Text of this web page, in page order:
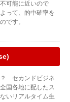
可能に近いので
って、的中確率を
です。
？ セカンドビジネ
国各地に配したス
いリアルタイム生